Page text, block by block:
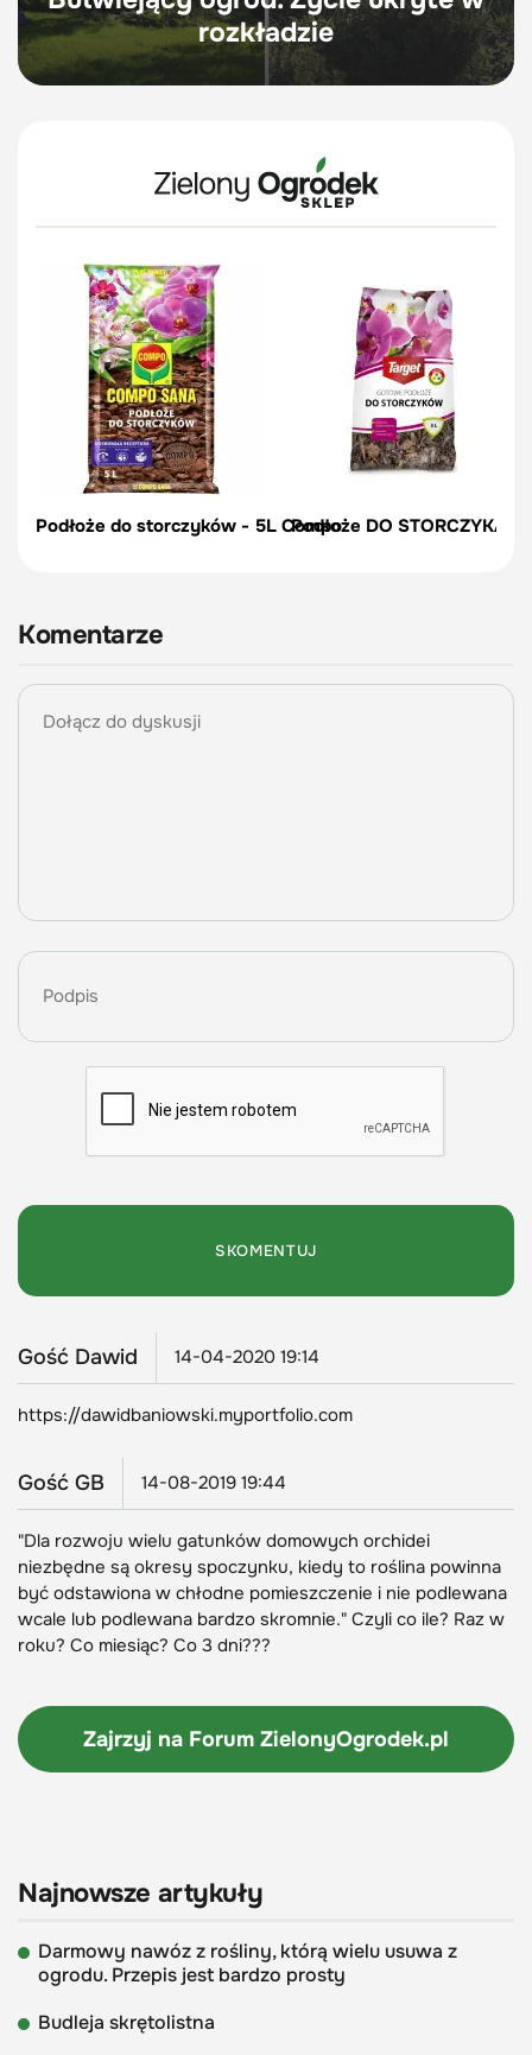
rozkładzie
Podłoże do storczyków - 5L CompoPodłoże DO STORCZYKA –
Komentarze
Gość Dawid 14-04-2020 19:14
https://dawidbaniowski.myportfolio.com
Gość GB 14-08-2019 19:44
"Dla rozwoju wielu gatunków domowych orchidei
niezbędne są okresy spoczynku, kiedy to roślina powinna
być odstawiona w chłodne pomieszczenie i nie podlewana
wcale lub podlewana bardzo skromnie." Czyli co ile? Raz w
roku? Co miesiąc? Co 3 dni???
Zajrzyj na Forum ZielonyOgrodek.pl
Najnowsze artykuły
Darmowy nawóz z rośliny, którą wielu usuwa z
ogrodu. Przepis jest bardzo prosty
Budleja skrętolistna